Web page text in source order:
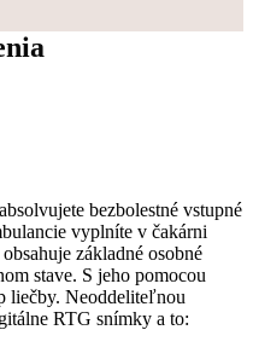
bezbolestné vstupné
vyplníte v čakárni
základné osobné
stave. S jeho pomocou
liečby. Neoddeliteľnou
RTG snímky a to: